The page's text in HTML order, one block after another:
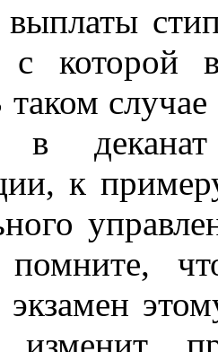
с которой
случае
в
к
экзамен